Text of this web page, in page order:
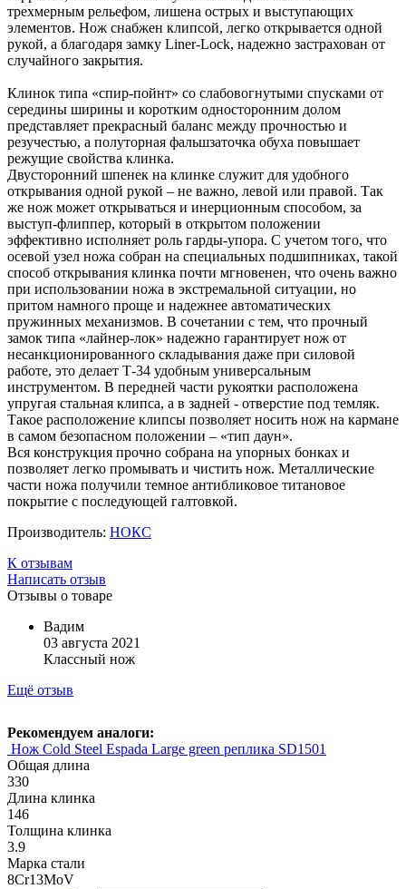
трехмерным рельефом, лишена острых и выступающих
элементов. Нож снабжен клипсой, легко открывается одной
рукой, а благодаря замку Liner-Lock, надежно застрахован от
случайного закрытия.
Клинок типа «спир-пойнт» со слабовогнутыми спусками от
середины ширины и коротким односторонним долом
представляет прекрасный баланс между прочностью и
резучестью, а полуторная фальшзаточка обуха повышает
режущие свойства клинка.
Двусторонний шпенек на клинке служит для удобного
открывания одной рукой – не важно, левой или правой. Так
же нож может открываться и инерционным способом, за
выступ-флиппер, который в открытом положении
эффективно исполняет роль гарды-упора. С учетом того, что
осевой узел ножа собран на специальных подшипниках, такой
способ открывания клинка почти мгновенен, что очень важно
при использовании ножа в экстремальной ситуации, но
притом намного проще и надежнее автоматических
пружинных механизмов. В сочетании с тем, что прочный
замок типа «лайнер-лок» надежно гарантирует нож от
несанкционированного складывания даже при силовой
работе, это делает Т-34 удобным универсальным
инструментом. В передней части рукоятки расположена
упругая стальная клипса, а в задней - отверстие под темляк.
Такое расположение клипсы позволяет носить нож на кармане
в самом безопасном положении – «тип даун».
Вся конструкция прочно собрана на упорных бонках и
позволяет легко промывать и чистить нож. Металлические
части ножа получили темное антибликовое титановое
покрытие с последующей галтовкой.
Производитель: НОКС
К отзывам
Написать отзыв
Отзывы о товаре
Вадим
03 августа 2021
Классный нож
Ещё отзыв
Рекомендуем аналоги:
Нож Cold Steel Espada Large green реплика SD1501
Общая длина
330
Длина клинка
146
Толщина клинка
3.9
Марка стали
8Cr13MoV